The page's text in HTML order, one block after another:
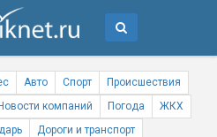
Авто Спорт
Происшествия
Новости компаний Погода
ЖКХ
Дороги и транспорт